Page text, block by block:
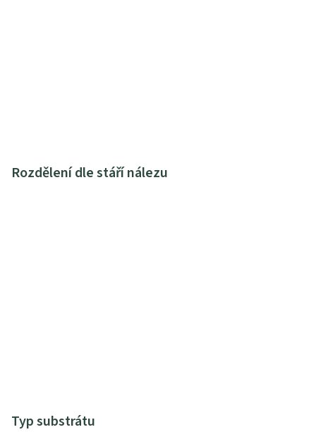
Rozdělení dle stáří nálezu
Typ substrátu